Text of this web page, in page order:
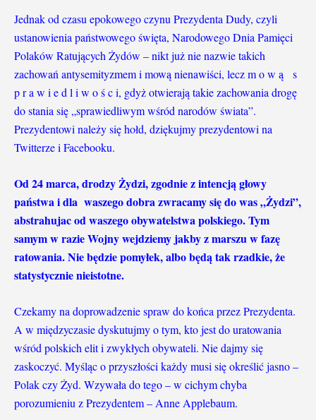
Jednak od czasu epokowego czynu Prezydenta Dudy, czyli
ustanowienia państwowego święta, Narodowego Dnia Pamięci
Polaków Ratujących Żydów – nikt już nie nazwie takich
zachowań antysemityzmem i mową nienawiści, lecz m o w ą s
p r a w i e d l i w o ś c i, gdyż otwierają takie zachowania drogę
do stania się „sprawiedliwym wśród narodów świata”.
Prezydentowi należy się hołd, dziękujmy prezydentowi na
Twitterze i Facebooku.
Od 24 marca, drodzy Żydzi, zgodnie z intencją głowy
państwa i dla waszego dobra zwracamy się do was „Żydzi”,
abstrahujac od waszego obywatelstwa polskiego. Tym
samym w razie Wojny wejdziemy jakby z marszu w fazę
ratowania. Nie będzie pomyłek, albo będą tak rzadkie, że
statystycznie nieistotne.
Czekamy na doprowadzenie spraw do końca przez Prezydenta.
A w międzyczasie dyskutujmy o tym, kto jest do uratowania
wśród polskich elit i zwykłych obywateli. Nie dajmy się
zaskoczyć. Myśląc o przyszłości każdy musi się określić jasno –
Polak czy Żyd. Wzywała do tego – w cichym chyba
porozumieniu z Prezydentem – Anne Applebaum.